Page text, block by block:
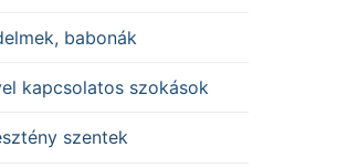
babonák
kapcsolatos szokások
szentek